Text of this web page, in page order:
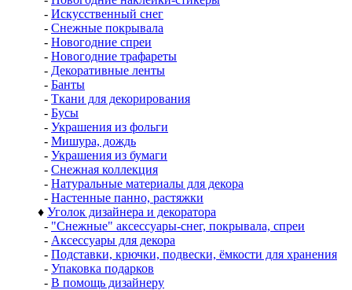
- Искусственный снег
- Снежные покрывала
- Новогодние спреи
- Новогодние трафареты
- Декоративные ленты
- Банты
- Ткани для декорирования
- Бусы
- Украшения из фольги
- Мишура, дождь
- Украшения из бумаги
- Снежная коллекция
- Натуральные материалы для декора
- Настенные панно, растяжки
♦ Уголок дизайнера и декоратора
- "Снежные" аксессуары-снег, покрывала, спреи
- Аксессуары для декора
- Подставки, крючки, подвески, ёмкости для хранения
- Упаковка подарков
- В помощь дизайнеру